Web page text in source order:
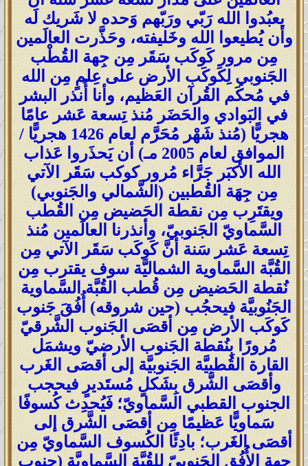
يعبُدوا الله رَبّي ورَبّهم وَحده لا شَريك لَه
وأن يُطيعوا الله وخَليفته، وحَذَّرت العالَمين
مِن مرور كَوكَب سَقَر مِن جِهة القُطْب
الجَنوبي لِكَوكَب الأرض على عِلمٍ مِن الله
في مُحكَم القُرآن العَظيم، وأنا أُنذر البشر
في البَوادي والحَضَر مُنذ تِسعة عَشر عامًا
هجريًّا (مُنذ شَهْر مُحَرَّم لعام 1426 هجريًّا /
الموافق لعام 2005 مـ) أن يَحذَروا عَذاب
الله الأكبَر جَرَّاء مُرور كوكب سَقَر الآتي
مِن جِهَة القُطبين (الشَّمالي والجَنوبي)
ويقتَرِب مِن نقطة الحَضيض مِن القُطب
السَّماويّ الجَنوبيّ، وأنذرنا العالَمين مُنذ
تِسعة عَشر سَنة أنَّ كَوكَب سَقَر الآتي مِن
القُبَّة السَّماوية الشماليَّة سوف يقترب مِن
نُقطة الحَضيض مِن قُطب القُبَّة السَّماوية
الجَنُوبيَّة فيحجُب (حين شروقه) أُفُقَ جَنوب
كَوكَب الأرض مِن أقصَى الجَنوب الشَّرقيّ
مُرورًا بِنُقطة الجَنوب الأرضيّ ويشمَل
القارة القُطبيَّة الجَنوبيَّة إلى أقصَى الغَرب
وأقصَى الشَّرق بِشَكلٍ مُستَديرٍ فيحجب
الجنوب القطبي السَّماويّ؛ فَيُحدِث كُسوفًا
سَماويًّا عَظيمًا مِن أقصَى الشَّرق إلى
أقصَى الغَرب؛ بادِئًا الكُسوف السَّماويّ مِن
جِهة الأُفُق الجَنوبيّ لِلقُبَّة السَّماويَّة (جنوب